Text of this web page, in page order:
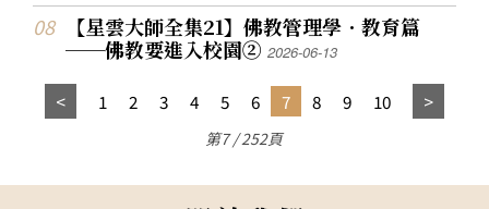
【星雲大師全集21】佛教管理學．教育篇
──佛教要進入校園②2026-06-13
1 2 3 4 5 6 7 8 9 10
第7 / 252頁